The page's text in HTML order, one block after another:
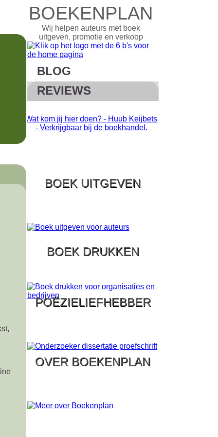
BOEKENPLAN
Wij helpen auteurs met boek
uitgeven, promotie en verkoop
BLOG
REVIEWS
- Huub Keijbets
boekhandel.
Ziek uniek - Als bijzonder heel
normaal voelt. Verkrijgbaar bij de
BOEK UITGEVEN
BOEK DRUKKEN
POËZIELIEFHEBBER
OVER BOEKENPLAN